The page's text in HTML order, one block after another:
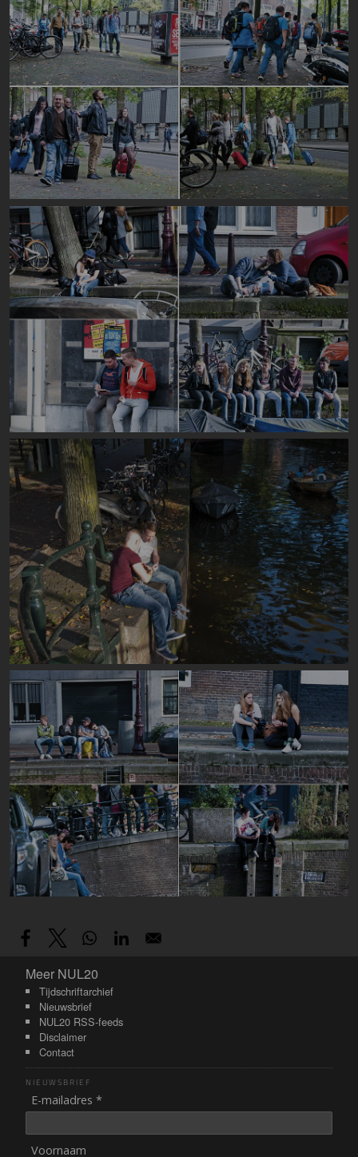
Image
Image
Image
Meer NUL20
Meer NUL20
Tijdschriftarchief
Nieuwsbrief
NUL20 RSS-feeds
Disclaimer
Contact
NIEUWSBRIEF
E-mailadres *
Voornaam